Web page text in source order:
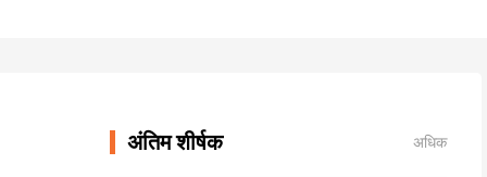
अंतिम शीर्षक अधिक